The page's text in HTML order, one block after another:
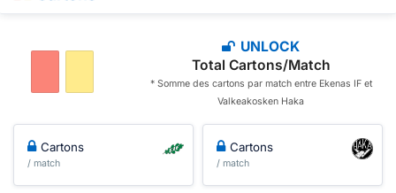
UNLOCK
Total Cartons/Match
* Somme des cartons par match entre Ekenas IF et
Valkeakosken Haka
Cartons
/ match
Cartons
/ match